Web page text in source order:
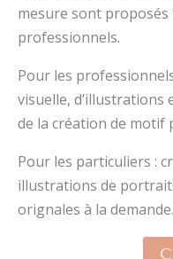
mesure sont
professionnels.
Pour les
visuelle, d’illustrations
de la création de motif
Pour les particuliers :
illustrations de
orignales à la demande.